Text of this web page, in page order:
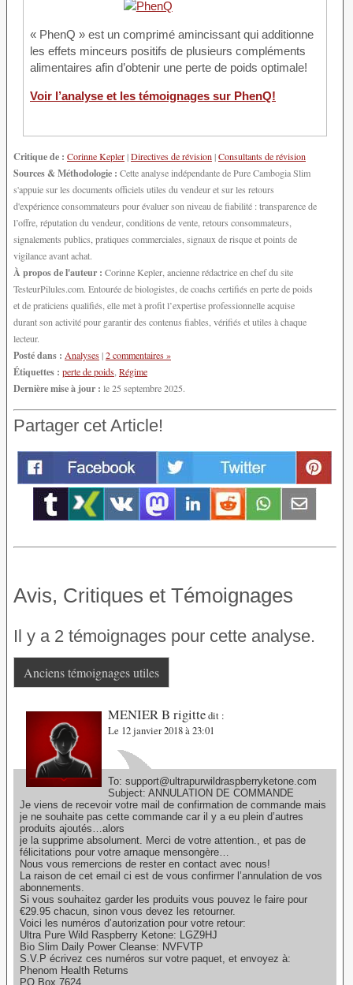
« PhenQ » est un comprimé amincissant qui additionne
les effets minceurs positifs de plusieurs compléments
alimentaires afin d’obtenir une perte de poids optimale!
Voir l’analyse et les témoignages sur PhenQ!
Critique de : Corinne Kepler|Directives de révision|Consultants de révision
Sources & Méthodologie : Cette analyse indépendante de Pure Cambogia Slim
s'appuie sur les documents officiels utiles du vendeur et sur les retours
d'expérience consommateurs pour évaluer son niveau de fiabilité : transparence de
l’offre, réputation du vendeur, conditions de vente, retours consommateurs,
signalements publics, pratiques commerciales, signaux de risque et points de
vigilance avant achat.
À propos de l'auteur : Corinne Kepler, ancienne rédactrice en chef du site
TesteurPilules.com. Entourée de biologistes, de coachs certifiés en perte de poids
et de praticiens qualifiés, elle met à profit l’expertise professionnelle acquise
durant son activité pour garantir des contenus fiables, vérifiés et utiles à chaque
lecteur.
Posté dans : Analyses|2 commentaires »
Étiquettes : perte de poids Régime
Dernière mise à jour : le 25 septembre 2025.
Partager cet Article!
Avis, Critiques et Témoignages
Il y a 2 témoignages pour cette analyse.
Anciens témoignages utiles
MENIER B rigittedit :
Le 12 janvier 2018 à 23:01
To: support@ultrapurwildraspberryketone.com
Subject: ANNULATION DE COMMANDE
Je viens de recevoir votre mail de confirmation de commande mais
je ne souhaite pas cette commande car il y a eu plein d’autres
produits ajoutés…alors
je la supprime absolument. Merci de votre attention., et pas de
félicitations pour votre arnaque mensongère…
Nous vous remercions de rester en contact avec nous!
La raison de cet email ci est de vous confirmer l’annulation de vos
abonnements.
Si vous souhaitez garder les produits vous pouvez le faire pour
€29.95 chacun, sinon vous devez les retourner.
Voici les numéros d’autorization pour votre retour:
Ultra Pure Wild Raspberry Ketone: LGZ9HJ
Bio Slim Daily Power Cleanse: NVFVTP
S.V.P écrivez ces numéros sur votre paquet, et envoyez à:
Phenom Health Returns
PO Box 7624